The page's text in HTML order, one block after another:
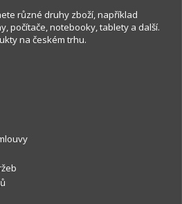
různé druhy zboží, například
počítače, notebooky, tablety a další.
na českém trhu.